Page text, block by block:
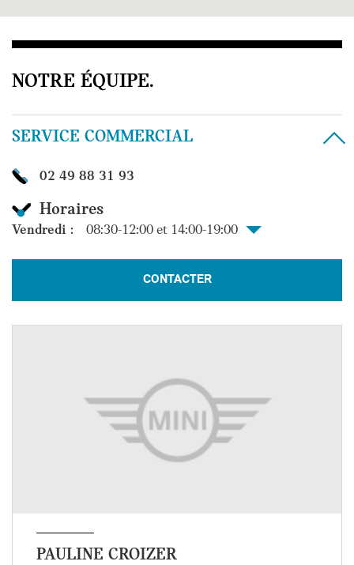
NOTRE ÉQUIPE.
SERVICE COMMERCIAL
02 49 88 31 93
Horaires
Vendredi : 08:30-12:00 et 14:00-19:00
CONTACTER
PAULINE CROIZER